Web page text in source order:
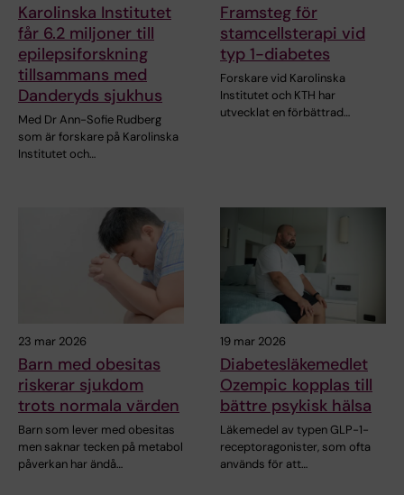
Karolinska Institutet
får 6.2 miljoner till
epilepsiforskning
tillsammans med
Danderyds sjukhus
Med Dr Ann-Sofie Rudberg
som är forskare på Karolinska
Institutet och…
Framsteg för
stamcellsterapi vid
typ 1-diabetes
Forskare vid Karolinska
Institutet och KTH har
utvecklat en förbättrad…
23 mar 2026
Barn med obesitas
riskerar sjukdom
trots normala värden
Barn som lever med obesitas
men saknar tecken på metabol
påverkan har ändå…
19 mar 2026
Diabetesläkemedlet
Ozempic kopplas till
bättre psykisk hälsa
Läkemedel av typen GLP-1-
receptoragonister, som ofta
används för att…